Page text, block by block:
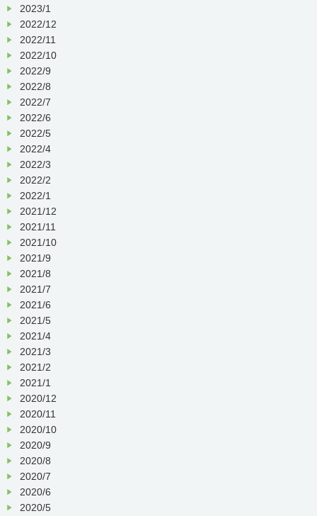
2023/1
2022/12
2022/11
2022/10
2022/9
2022/8
2022/7
2022/6
2022/5
2022/4
2022/3
2022/2
2022/1
2021/12
2021/11
2021/10
2021/9
2021/8
2021/7
2021/6
2021/5
2021/4
2021/3
2021/2
2021/1
2020/12
2020/11
2020/10
2020/9
2020/8
2020/7
2020/6
2020/5